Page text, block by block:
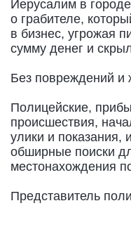
Иерусалим в
о грабителе,
в бизнес, угрожая
сумму денег и
Без повреждений и
Полицейские,
происшествия,
улики и показания,
обширные поиски
местонахождения
Представитель